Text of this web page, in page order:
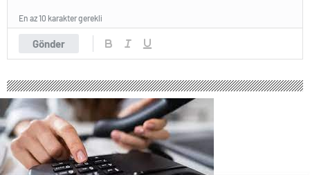
Gönder
En az 10 karakter gerekli